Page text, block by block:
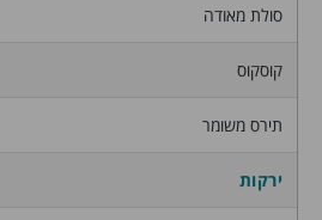
סולת מאודה
קוסקוס
תירס משומר
ירקות